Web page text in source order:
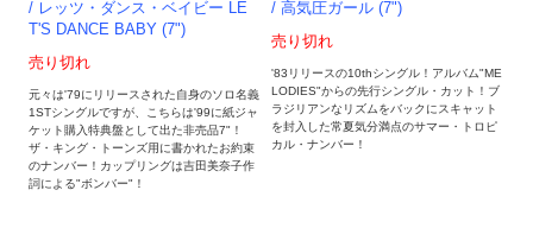
/ レッツ・ダンス・ベイビー LE
T'S DANCE BABY (7")
売り切れ
元々は'79にリリースされた自身のソロ名義
1STシングルですが、こちらは'99に紙ジャ
ケット購入特典盤として出た非売品7"！
ザ・キング・トーンズ用に書かれたお約束
のナンバー！カップリングは吉田美奈子作
詞による"ボンバー"！
/ 高気圧ガール (7")
売り切れ
'83リリースの10thシングル！アルバム"ME
LODIES"からの先行シングル・カット！ブ
ラジリアンなリズムをバックにスキャット
を封入した常夏気分満点のサマー・トロピ
カル・ナンバー！